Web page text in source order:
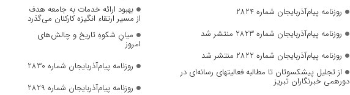
روزنامه پیام‌آذربایجان شماره 2824
روزنامه پیام‌آذربایجان شماره 2823 منتشر شد
روزنامه پیام‌آذربایجان شماره 2822 منتشر شد
از تجلیل پیشکسوتان تا مطالبه فعالیتهای رسانه‌ای در
دورهمی خبرنگاران تبریز
بهبود ارائه خدمات به جامعه هدف
از مسیر ارتقاء انگیزه کارکنان می‌گذرد
میانِ شکوهِ تاریخ و چالش‌های
امروز
روزنامه پیام‌آذربایجان شماره 2830
روزنامه پیام‌آذربایجان شماره 2829